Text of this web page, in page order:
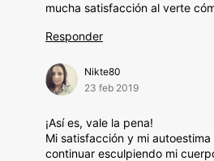
mucha satisfacción al verte
Responder
Nikte80
23 feb 2019
¡Así es, vale la pena!
Mi satisfacción y mi autoestima
continuar esculpiendo mi